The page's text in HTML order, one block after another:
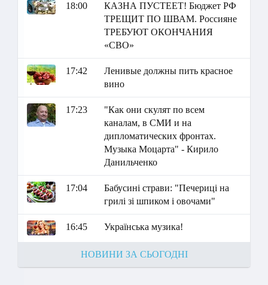
18:00
КАЗНА ПУСТЕЕТ! Бюджет РФ
ТРЕЩИТ ПО ШВАМ. Россияне
ТРЕБУЮТ ОКОНЧАНИЯ
«СВО»
17:42
Ленивые должны пить красное
вино
17:23
"Как они скулят по всем
каналам, в СМИ и на
дипломатических фронтах.
Музыка Моцарта" - Кирило
Данильченко
17:04
Бабусині страви: "Печериці на
грилі зі шпиком і овочами"
16:45 Українська музика!
НОВИНИ ЗА СЬОГОДНІ